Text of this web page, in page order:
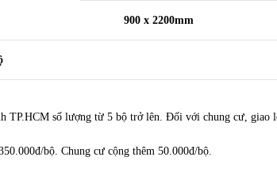
900 x 2200mm
TP.HCM số lượng từ 5 bộ trở lên. Đối với chung cư, giao
bộ. Chung cư cộng thêm 50.000đ/bộ.